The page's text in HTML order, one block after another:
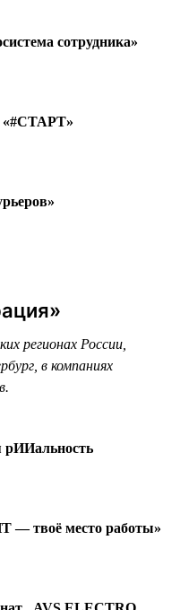
сотрудника»
«#СТАРТ»
регионах России,
в компаниях
рИИальность
— твоё место работы»